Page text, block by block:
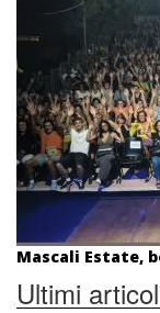
Mascali Estate,
Ultimi